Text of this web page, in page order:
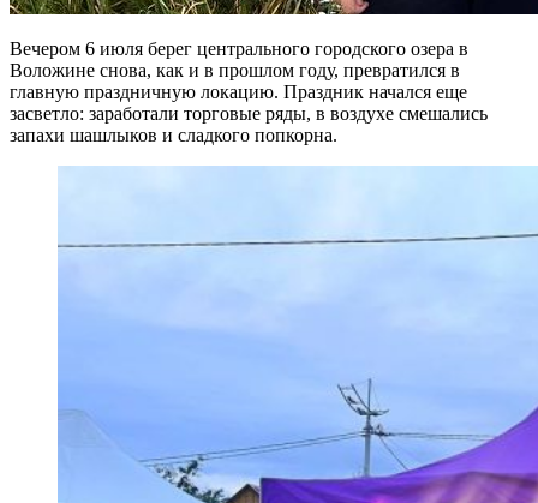
Вечером 6 июля берег центрального городского озера в
Воложине снова, как и в прошлом году, превратился в
главную праздничную локацию. Праздник начался еще
засветло: заработали торговые ряды, в воздухе смешались
запахи шашлыков и сладкого попкорна.